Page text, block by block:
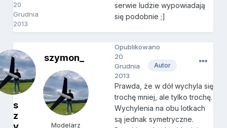
20
Grudnia
2013
serwie ludzie wypowiadają
się podobnie ;]
s
z
szymon_
Modelarz
Autor
Opublikowano
20
Grudnia
2013
Prawda, że w dół wychyla się
trochę mniej, ale tylko trochę.
Wychylenia na obu lotkach
są jednak symetryczne.